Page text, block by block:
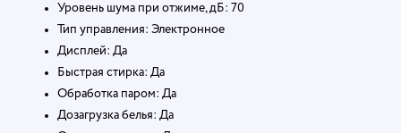
Уровень шума при отжиме, дБ: 70
Тип управления: Электронное
Дисплей: Да
Быстрая стирка: Да
Обработка паром: Да
Дозагрузка белья: Да